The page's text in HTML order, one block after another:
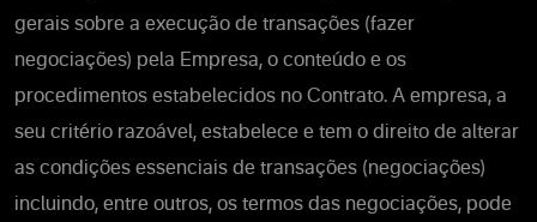
gerais sobre a execução de transações (fazer
negociações) pela Empresa, o conteúdo e os
procedimentos estabelecidos no Contrato. A empresa, a
seu critério razoável, estabelece e tem o direito de alterar
as condições essenciais de transações (negociações)
incluindo, entre outros, os termos das negociações, pode